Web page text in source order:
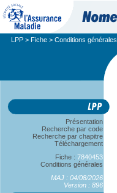
LPP > Fiche > Conditions générales
Présentation
Recherche par code
Recherche par chapitre
Téléchargement
Fiche : 7840453
Conditions générales
MAJ : 04/08/2026
Version : 896